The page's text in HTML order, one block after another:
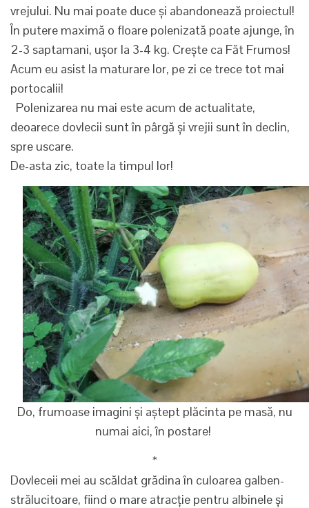
vrejului. Nu mai poate duce și abandonează proiectul!
În putere maximă o floare polenizată poate ajunge, în
2-3 saptamani, ușor la 3-4 kg. Crește ca Făt Frumos!
Acum eu asist la maturare lor, pe zi ce trece tot mai
portocalii!
Polenizarea nu mai este acum de actualitate,
deoarece dovlecii sunt în pârgă și vrejii sunt în declin,
spre uscare.
De-asta zic, toate la timpul lor!
Do, frumoase imagini și aștept plăcinta pe masă, nu
numai aici, în postare!
*
Dovleceii mei au scăldat grădina în culoarea galben-
strălucitoare, fiind o mare atracție pentru albinele și